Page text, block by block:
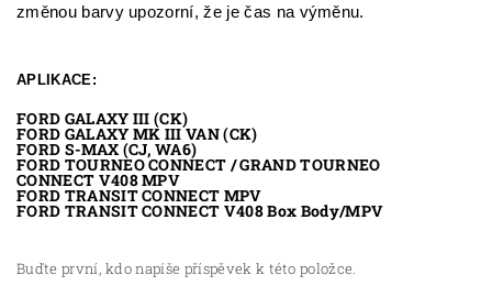
změnou barvy upozorní, že je čas na výměnu.
APLIKACE:
FORD GALAXY III (CK)
FORD GALAXY MK III VAN (CK)
FORD S-MAX (CJ, WA6)
FORD TOURNEO CONNECT / GRAND TOURNEO
CONNECT V408 MPV
FORD TRANSIT CONNECT MPV
FORD TRANSIT CONNECT V408 Box Body/MPV
Buďte první, kdo napíše příspěvek k této položce.